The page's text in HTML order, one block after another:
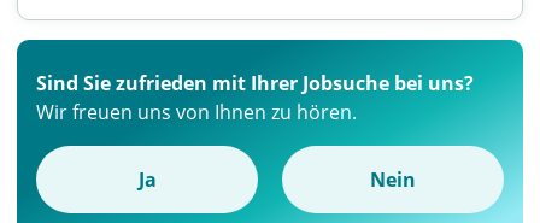
Sind Sie zufrieden mit Ihrer Jobsuche bei uns?
Wir freuen uns von Ihnen zu hören.
Ja Nein